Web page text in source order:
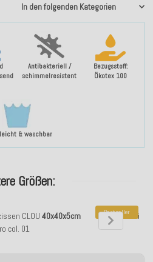
Antibakteriell /
schimmelresistent
Bezugsstoff:
Ökotex 100
& waschbar
In den folgenden Kategorien
Größen:
CLOU 40x40x5cm
col. 01
Bestseller
H.O.C.K.